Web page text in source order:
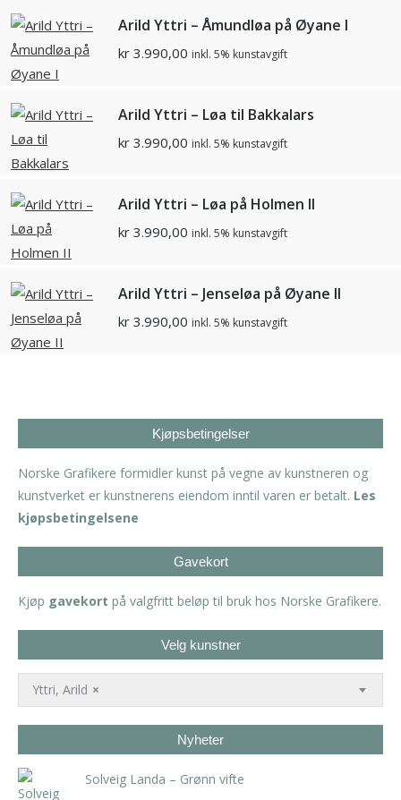
Arild Yttri – Åmundløa på Øyane I
kr 3.990,00 inkl. 5% kunstavgift
Arild Yttri – Løa til Bakkalars
kr 3.990,00 inkl. 5% kunstavgift
Arild Yttri – Løa på Holmen II
kr 3.990,00 inkl. 5% kunstavgift
Arild Yttri – Jenseløa på Øyane II
kr 3.990,00 inkl. 5% kunstavgift
Kjøpsbetingelser
Norske Grafikere formidler kunst på vegne av kunstneren og
kunstverket er kunstnerens eiendom inntil varen er betalt. Les
kjøpsbetingelsene
Gavekort
Kjøp gavekort på valgfritt beløp til bruk hos Norske Grafikere.
Velg kunstner
×
Yttri, Arild
Nyheter
Solveig Landa – Grønn vifte